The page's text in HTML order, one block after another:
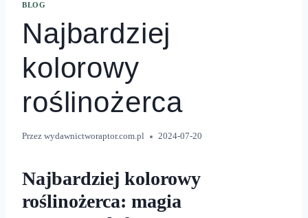
BLOG
Najbardziej
kolorowy
roślinożerca
Przez wydawnictworaptor.com.pl 2024-07-20
Najbardziej kolorowy
roślinożerca: magia